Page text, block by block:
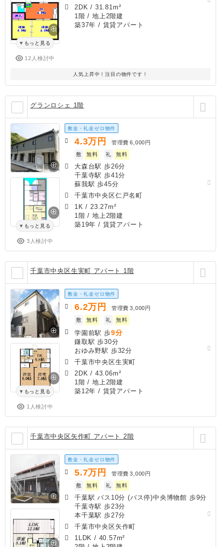
もっと見る
12人検討中
2DK / 31.81m²
1階 / 地上2階建
築37年 / 賃貸アパート
人気上昇中！注目の物件です！
グランロシェ 1階
もっと見る
3人検討中
敷金・礼金ゼロ物件
4.3万円 管理費 6,000円
敷
無料 礼 無料
大森台駅 歩26分
千葉寺駅 歩41分
蘇我駅 歩45分
千葉市中央区仁戸名町
1K / 23.27m²
1階 / 地上2階建
築19年 / 賃貸アパート
千葉市中央区生実町 アパート 1階
もっと見る
1人検討中
敷金・礼金ゼロ物件
6.2万円 管理費 3,000円
敷
無料 礼 無料
学園前駅 歩9分
鎌取駅 歩30分
おゆみ野駅 歩32分
千葉市中央区生実町
2DK / 43.06m²
1階 / 地上2階建
築12年 / 賃貸アパート
千葉市中央区矢作町 アパート 2階
敷金・礼金ゼロ物件
5.7万円 管理費 3,000円
敷
無料 礼 無料
千葉駅 バス10分 (バス停)中央博物館 歩9分
千葉寺駅 歩23分
本千葉駅 歩27分
千葉市中央区矢作町
1LDK / 40.57m²